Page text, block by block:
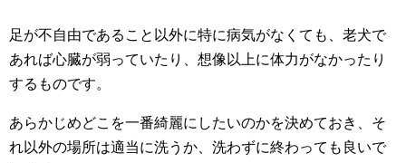
足が不自由であること以外に特に病気がなくても、老犬で
あれば心臓が弱っていたり、想像以上に体力がなかったり
するものです。
あらかじめどこを一番綺麗にしたいのかを決めておき、そ
れ以外の場所は適当に洗うか、洗わずに終わっても良いで